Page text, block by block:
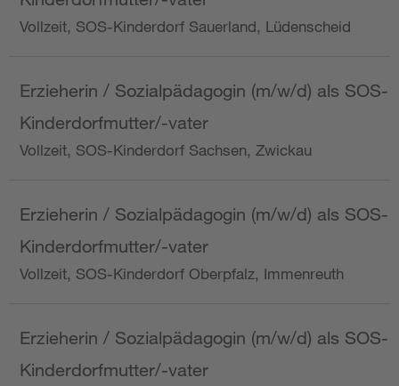
Vollzeit, SOS-Kinderdorf Sauerland, Lüdenscheid
Erzieherin / Sozialpädagogin (m/w/d) als SOS-
Kinderdorfmutter/-vater
Vollzeit, SOS-Kinderdorf Sachsen, Zwickau
Erzieherin / Sozialpädagogin (m/w/d) als SOS-
Kinderdorfmutter/-vater
Vollzeit, SOS-Kinderdorf Oberpfalz, Immenreuth
Erzieherin / Sozialpädagogin (m/w/d) als SOS-
Kinderdorfmutter/-vater